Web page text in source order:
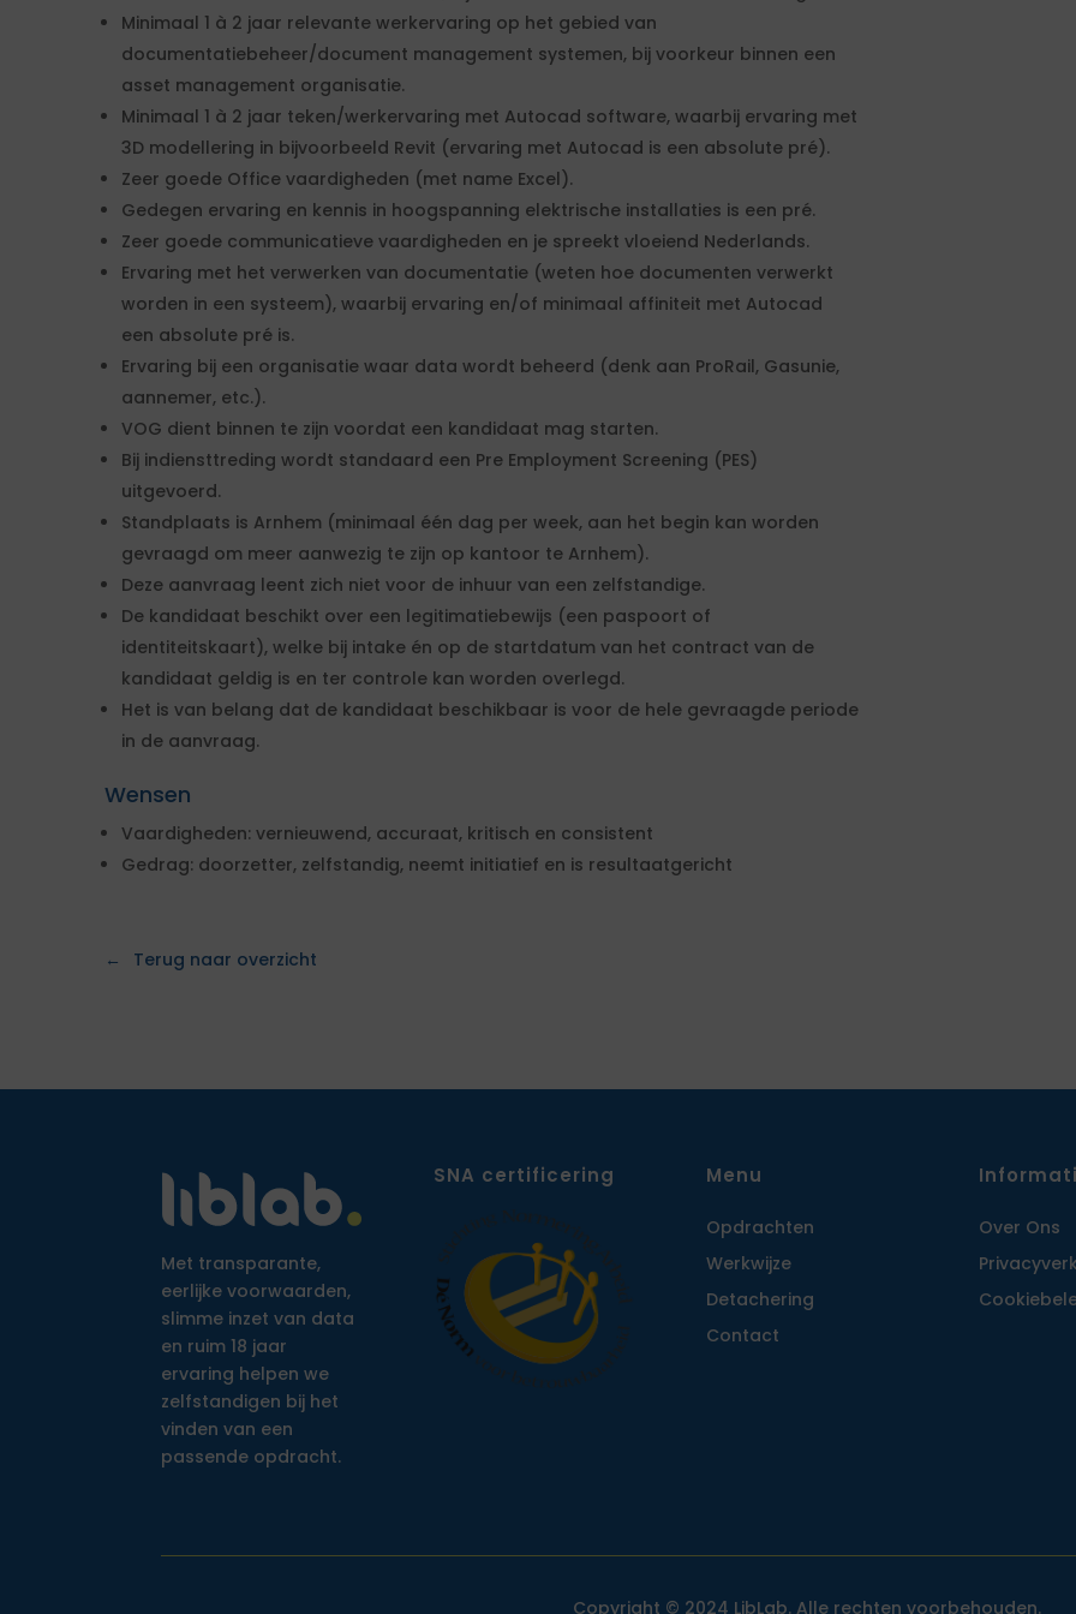
Minimaal 1 à 2 jaar relevante werkervaring op het gebied van
documentatiebeheer/document management systemen, bij voorkeur binnen een
asset management organisatie.
Minimaal 1 à 2 jaar teken/werkervaring met Autocad software, waarbij ervaring met
3D modellering in bijvoorbeeld Revit (ervaring met Autocad is een absolute pré).
Zeer goede Office vaardigheden (met name Excel).
Gedegen ervaring en kennis in hoogspanning elektrische installaties is een pré.
Zeer goede communicatieve vaardigheden en je spreekt vloeiend Nederlands.
Ervaring met het verwerken van documentatie (weten hoe documenten verwerkt
worden in een systeem), waarbij ervaring en/of minimaal affiniteit met Autocad
een absolute pré is.
Ervaring bij een organisatie waar data wordt beheerd (denk aan ProRail, Gasunie,
aannemer, etc.).
VOG dient binnen te zijn voordat een kandidaat mag starten.
Bij indiensttreding wordt standaard een Pre Employment Screening (PES)
uitgevoerd.
Standplaats is Arnhem (minimaal één dag per week, aan het begin kan worden
gevraagd om meer aanwezig te zijn op kantoor te Arnhem).
Deze aanvraag leent zich niet voor de inhuur van een zelfstandige.
De kandidaat beschikt over een legitimatiebewijs (een paspoort of
identiteitskaart), welke bij intake én op de startdatum van het contract van de
kandidaat geldig is en ter controle kan worden overlegd.
Het is van belang dat de kandidaat beschikbaar is voor de hele gevraagde periode
in de aanvraag.
Wensen
Vaardigheden: vernieuwend, accuraat, kritisch en consistent
Gedrag: doorzetter, zelfstandig, neemt initiatief en is resultaatgericht
Terug naar overzicht
Met transparante,
eerlijke voorwaarden,
slimme inzet van data
en ruim 18 jaar
ervaring helpen we
zelfstandigen bij het
vinden van een
passende opdracht.
SNA certificering Menu
Opdrachten
Werkwijze
Detachering
Contact
Over Ons
Copyright © 2024 LibLab. Alle rechten voorbehouden.